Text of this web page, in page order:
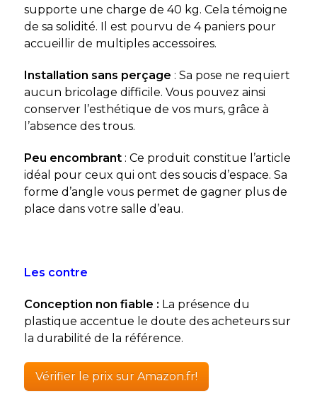
supporte une charge de 40 kg. Cela témoigne
de sa solidité. Il est pourvu de 4 paniers pour
accueillir de multiples accessoires.
Installation sans perçage : Sa pose ne requiert
aucun bricolage difficile. Vous pouvez ainsi
conserver l’esthétique de vos murs, grâce à
l’absence des trous.
Peu encombrant: Ce produit constitue l’article
idéal pour ceux qui ont des soucis d’espace. Sa
forme d’angle vous permet de gagner plus de
place dans votre salle d’eau.
Les contre
Conception non fiable : La présence du
plastique accentue le doute des acheteurs sur
la durabilité de la référence.
Vérifier le prix sur Amazon.fr!